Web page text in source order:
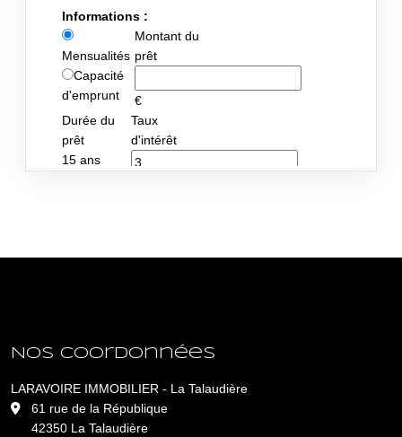
Nos coordonnées
LARAVOIRE IMMOBILIER - La Talaudière
61 rue de la République
42350 La Talaudière